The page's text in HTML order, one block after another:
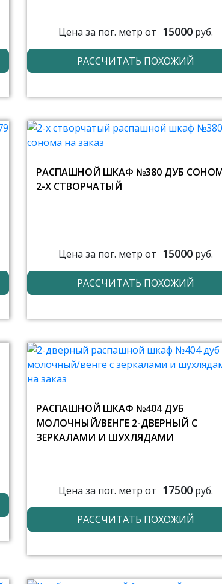
Цена за пог. метр от 15000руб.
РАССЧИТАТЬ ПОХОЖИЙ
РАСПАШНОЙ ШКАФ №380 ДУБ
2-Х СТВОРЧАТЫЙ
Цена за пог. метр от 15000руб.
РАССЧИТАТЬ ПОХОЖИЙ
РАСПАШНОЙ ШКАФ №404 ДУБ
МОЛОЧНЫЙ/ВЕНГЕ 2-ДВЕРНЫЙ С
ЗЕРКАЛАМИ И ШУХЛЯДАМИ
Цена за пог. метр от 17500руб.
РАССЧИТАТЬ ПОХОЖИЙ